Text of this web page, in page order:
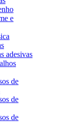
e
adesivas
de
de
de